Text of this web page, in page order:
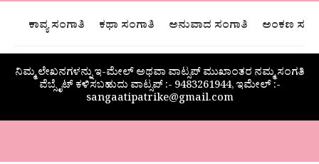
ಕಾವ್ಯ ಸಂಗಾತಿ ಕಥಾ ಸಂಗಾತಿ ಅನುವಾದ ಸಂಗಾತಿ ಅಂಕಣ
ನಿಮ್ಮ ಲೇಖನಗಳನ್ನು ಇ-ಮೇಲ್ ಅಥವಾ ವಾಟ್ಸಪ್ ಮುಖಾಂತರ ನಮ್ಮ ಸಂಗತಿ
ವೆಬ್ಸೈಟ್ ಕಳಿಸಬಹುದು ವಾಟ್ಸಪ್‌ :- 9483261944, ಇಮೇಲ್ :-
sangaatipatrike@gmail.com